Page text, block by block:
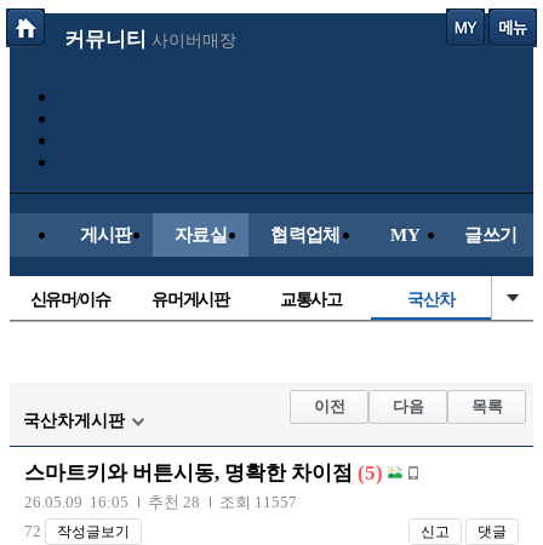
커뮤니티 사이버매장
게시판 자료실 협력업체 MY 글쓰기
신유머/이슈 유머게시판 교통사고 국산차
자유사진 군사/무기
트럭/버스
장착시공사진
국산차게시판
이전 다음 목록
스마트키와 버튼시동, 명확한 차이점 (5)
26.05.09 16:05 추천 28
조회 11557
72
작성글보기 신고 댓글